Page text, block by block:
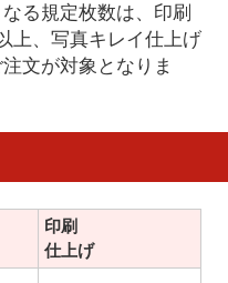
る規定枚数は、印刷
上、写真キレイ仕上げ
文が対象となりま
印刷
仕上げ